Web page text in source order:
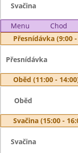
Svačina
Menu Chod
Přesnídávka (9:00
Přesnídávka
Oběd (11:00 -
Oběd
Svačina (15:00 -
Svačina